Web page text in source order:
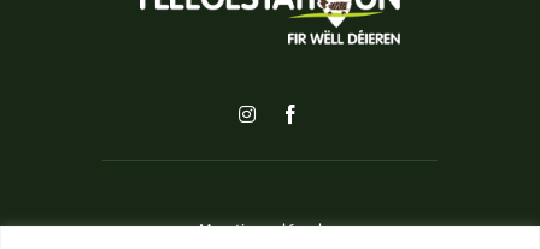
Mentions légales